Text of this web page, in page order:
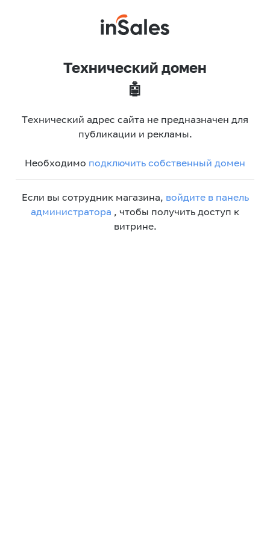
Технический домен
🤖
Технический адрес сайта не предназначен для
публикации и рекламы.
Необходимо подключить собственный домен
Если вы сотрудник магазина, войдите в панель
администратора , чтобы получить доступ к
витрине.